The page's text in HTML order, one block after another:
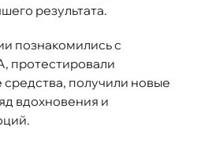
результата.
познакомились с
протестировали
получили новые
вдохновения и